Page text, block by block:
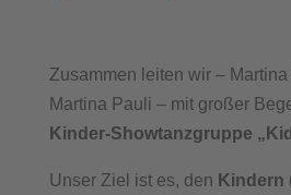
Zusammen leiten wir – Martina
Martina Pauli – mit großer
Kinder-Showtanzgruppe
Unser Ziel ist es, den Kindern